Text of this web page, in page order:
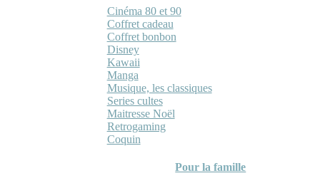
Cinéma 80 et 90
Coffret cadeau
Coffret bonbon
Disney
Kawaii
Manga
Musique, les classiques
Series cultes
Maitresse Noël
Retrogaming
Coquin
Pour la famille